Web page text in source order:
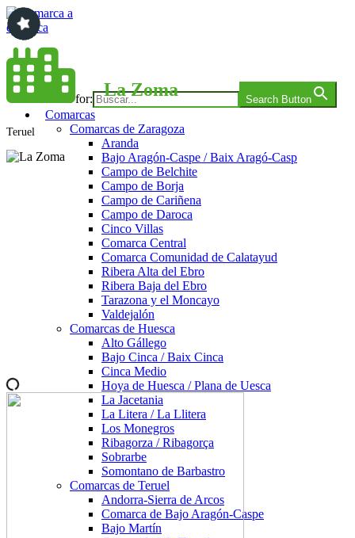
Saltar
al
contenido
Comarca a comarca
Search for: Search Button
Comarcas
Comarcas de Zaragoza
Aranda
Bajo Aragón-Caspe / Baix Aragó-Casp
Campo de Belchite
Campo de Borja
Campo de Cariñena
Campo de Daroca
Cinco Villas
Comarca Central
Comarca Comunidad de Calatayud
Ribera Alta del Ebro
Ribera Baja del Ebro
Tarazona y el Moncayo
Valdejalón
Comarcas de Huesca
Alto Gállego
Bajo Cinca / Baix Cinca
Cinca Medio
Hoya de Huesca / Plana de Uesca
La Jacetania
La Litera / La Llitera
Los Monegros
Ribagorza / Ribagorça
Sobrarbe
Somontano de Barbastro
Comarcas de Teruel
Andorra-Sierra de Arcos
Comarca de Bajo Aragón-Caspe
Bajo Martín
La Zoma
Teruel